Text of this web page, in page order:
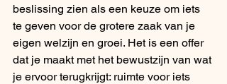
beslissing zien als een keuze om iets
te geven voor de grotere zaak van je
eigen welzijn en groei. Het is een offer
dat je maakt met het bewustzijn van wat
je ervoor terugkrijgt: ruimte voor iets